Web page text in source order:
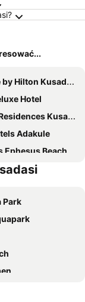
Hilton Kusadasi
Hotel
Kusadasi Golf & Spa
Adakule
Beach Resort
Hotel
Beach Resort & Spa
Ephesus Hotel
Hotel
Resort
Park